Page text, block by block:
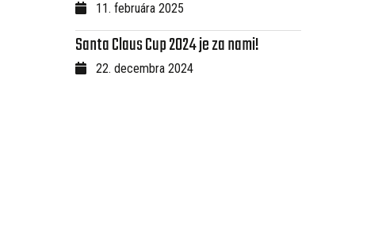
11. februára 2025
Santa Claus Cup 2024 je za nami!
22. decembra 2024